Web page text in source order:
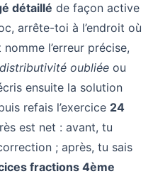
détaillé de façon active
arrête-toi à l’endroit où
l’erreur précise,
distributivité oubliée ou
ensuite la solution
refais l’exercice 24
est net : avant, tu
; après, tu sais
fractions 4ème